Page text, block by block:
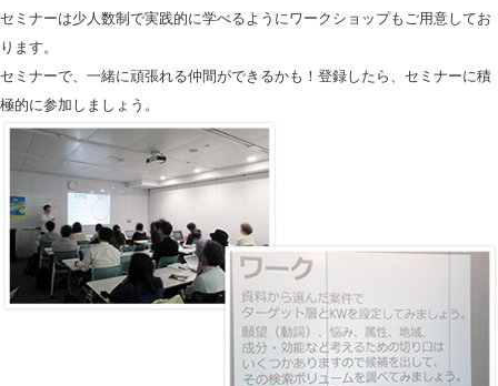
セミナーは少人数制で実践的に学べるようにワークショップもご用意してお
ります。
セミナーで、一緒に頑張れる仲間ができるかも！登録したら、セミナーに積
極的に参加しましょう。